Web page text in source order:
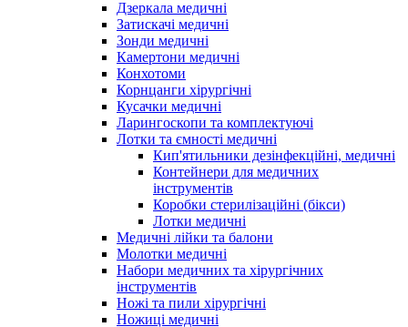
Дзеркала медичні
Затискачі медичні
Зонди медичні
Камертони медичні
Конхотоми
Корнцанги хірургічні
Кусачки медичні
Ларингоскопи та комплектуючі
Лотки та ємності медичні
Кип'ятильники дезінфекційні, медичні
Контейнери для медичних
інструментів
Коробки стерилізаційні (бікси)
Лотки медичні
Медичні лійки та балони
Молотки медичні
Набори медичних та хірургічних
інструментів
Ножі та пили хірургічні
Ножиці медичні